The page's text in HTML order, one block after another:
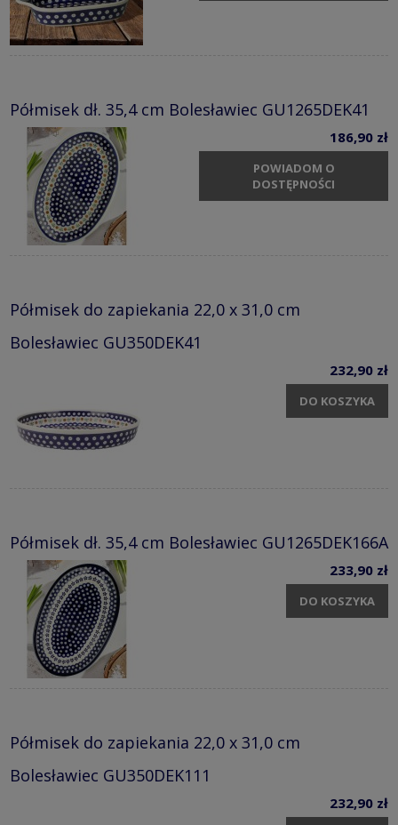
Półmisek dł. 35,4 cm Bolesławiec GU1265DEK41
186,90 zł
POWIADOM O
DOSTĘPNOŚCI
Półmisek do zapiekania 22,0 x 31,0 cm
Bolesławiec GU350DEK41
232,90 zł
DO KOSZYKA
Półmisek dł. 35,4 cm Bolesławiec GU1265DEK166A
233,90 zł
DO KOSZYKA
Półmisek do zapiekania 22,0 x 31,0 cm
Bolesławiec GU350DEK111
232,90 zł